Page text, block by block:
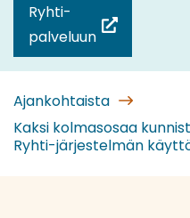
Ryhti-
palveluun
(siirryt
toiseen
Ajankohtaista
Kaksi kolmasosaa
Ryhti-järjestelmän